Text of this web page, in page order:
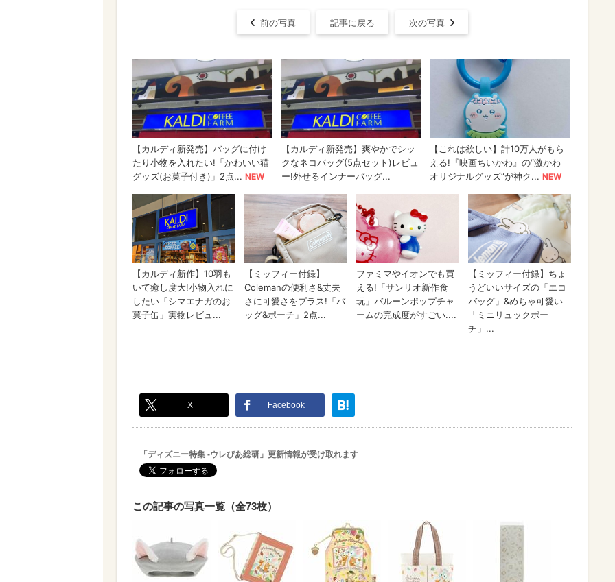
前の写真 記事に戻る 次の写真
X Facebook
「ディズニー特集 -ウレぴあ総研」更新情報が受け取れます
この記事の写真一覧（全73枚）